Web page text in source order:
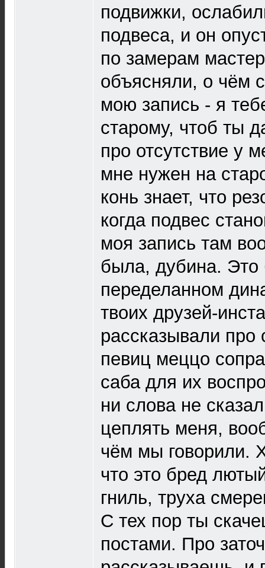
подвижки,
подвеса, и он
по замерам
объясняли, о чём
мою запись - я
старому, чтоб ты
про отсутствие у
мне нужен на
конь знает, что
когда подвес
моя запись там
была, дубина.
переделанном
твоих друзей-
рассказывали
певиц меццо
саба для их
ни слова не
цеплять меня,
чём мы говорили.
что это бред
гниль, труха
С тех пор ты
постами. Про